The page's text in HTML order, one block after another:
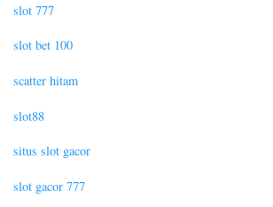
slot 777
slot bet 100
scatter hitam
slot88
situs slot gacor
slot gacor 777